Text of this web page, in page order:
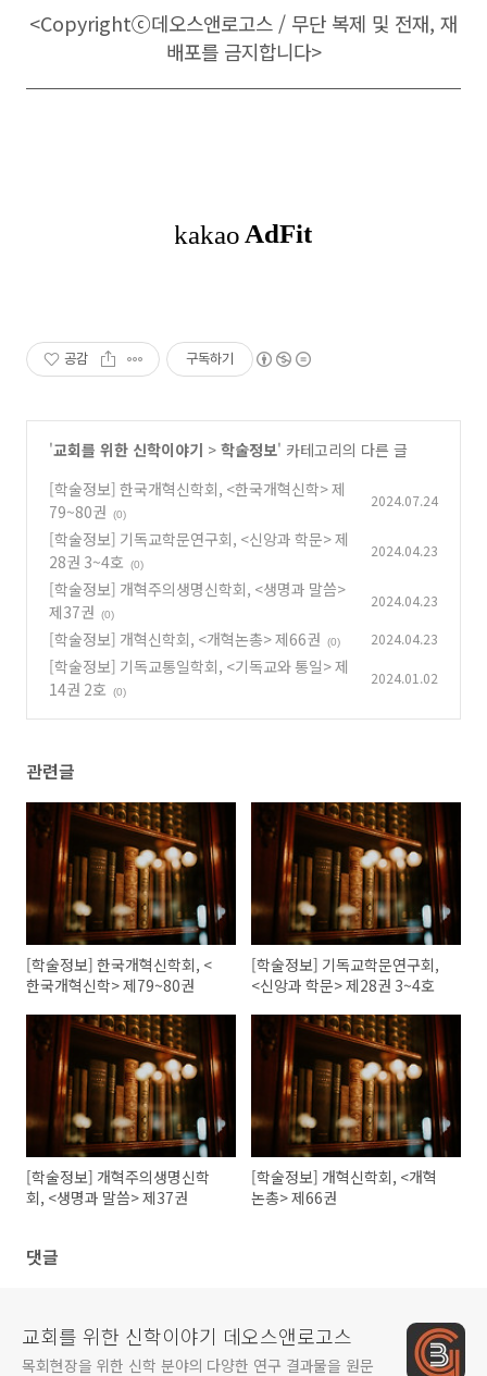
<Copyrightⓒ데오스앤로고스 / 무단 복제 및 전재, 재
배포를 금지합니다>
공감 구독하기
'교회를 위한 신학이야기 > 학술정보' 카테고리의 다른 글
[학술정보] 한국개혁신학회, <한국개혁신학> 제
79~80권
(0)
2024.07.24
[학술정보] 기독교학문연구회, <신앙과 학문> 제
28권 3~4호
(0)
2024.04.23
[학술정보] 개혁주의생명신학회, <생명과 말씀>
제37권
(0)
2024.04.23
[학술정보] 개혁신학회, <개혁논총> 제66권 (0) 2024.04.23
[학술정보] 기독교통일학회, <기독교와 통일> 제
14권 2호
(0)
2024.01.02
관련글
[학술정보] 한국개혁신학회, <
한국개혁신학> 제79~80권
[학술정보] 기독교학문연구회,
<신앙과 학문> 제28권 3~4호
[학술정보] 개혁주의생명신학
회, <생명과 말씀> 제37권
[학술정보] 개혁신학회, <개혁
논총> 제66권
댓글
교회를 위한 신학이야기 데오스앤로고스
목회현장을 위한 신학 분야의 다양한 연구 결과물을 원문